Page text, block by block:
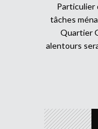
Particulier
tâches
Quartier
alentours